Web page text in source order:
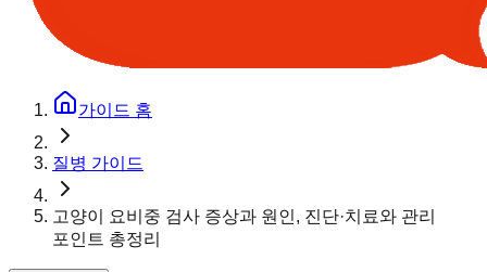
가이드 홈
질병 가이드
고양이 요비중 검사 증상과 원인, 진단·치료와 관리
포인트 총정리